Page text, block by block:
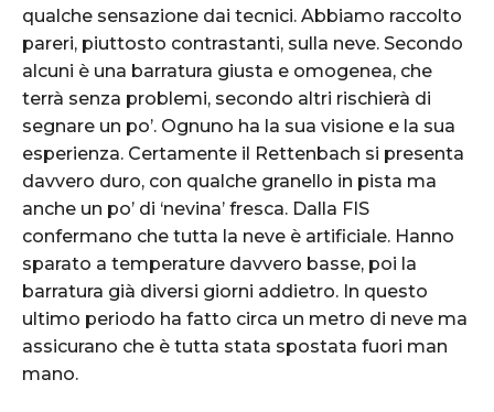
qualche sensazione dai tecnici. Abbiamo raccolto
pareri, piuttosto contrastanti, sulla neve. Secondo
alcuni è una barratura giusta e omogenea, che
terrà senza problemi, secondo altri rischierà di
segnare un po’. Ognuno ha la sua visione e la sua
esperienza. Certamente il Rettenbach si presenta
davvero duro, con qualche granello in pista ma
anche un po’ di ‘nevina’ fresca. Dalla FIS
confermano che tutta la neve è artificiale. Hanno
sparato a temperature davvero basse, poi la
barratura già diversi giorni addietro. In questo
ultimo periodo ha fatto circa un metro di neve ma
assicurano che è tutta stata spostata fuori man
mano.